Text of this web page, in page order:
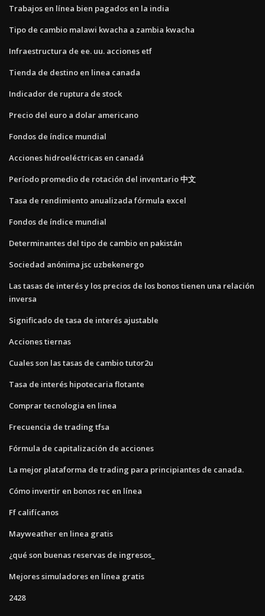
Trabajos en línea bien pagados en la india
Tipo de cambio malawi kwacha a zambia kwacha
Infraestructura de ee. uu. acciones etf
Tienda de destino en linea canada
Indicador de ruptura de stock
Precio del euro a dolar americano
Fondos de índice mundial
Acciones hidroeléctricas en canadá
Período promedio de rotación del inventario 中文
Tasa de rendimiento anualizada fórmula excel
Fondos de índice mundial
Determinantes del tipo de cambio en pakistán
Sociedad anónima jsc uzbekenergo
Las tasas de interés y los precios de los bonos tienen una relación
inversa
Significado de tasa de interés ajustable
Acciones tiernas
Cuales son las tasas de cambio tutor2u
Tasa de interés hipotecaria flotante
Comprar tecnologia en linea
Frecuencia de trading tfsa
Fórmula de capitalización de acciones
La mejor plataforma de trading para principiantes de canada.
Cómo invertir en bonos rec en línea
Ff califícanos
Mayweather en linea gratis
¿qué son buenas reservas de ingresos_
Mejores simuladores en línea gratis
2428